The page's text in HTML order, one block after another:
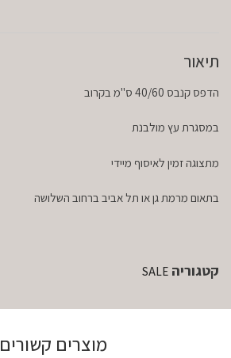
תיאור
הדפס קנבס 40/60 ס"מ בקרוב
במסגרת עץ מולבנת
מתצוגה זמין לאיסוף מיידי
בתאום מרמת גן או תל אביב ברחוב השלושה
קטגוריה SALE
מוצרים קשורים